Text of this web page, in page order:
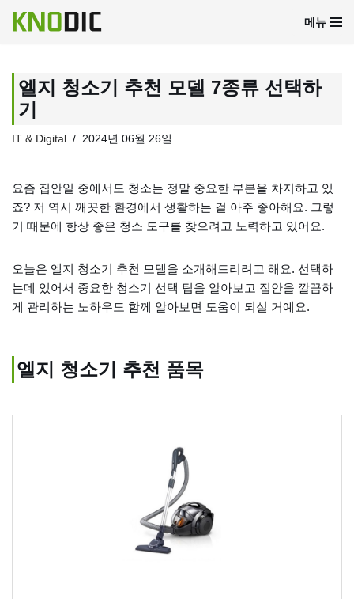
콘
츠
로
건
너
메뉴
엘지 청소기 추천 모델 7종류 선택하
기
IT & Digital 2024년 06월 26일
요즘 집안일 중에서도 청소는 정말 중요한 부분을 차지하고 있
죠? 저 역시 깨끗한 환경에서 생활하는 걸 아주 좋아해요. 그렇
기 때문에 항상 좋은 청소 도구를 찾으려고 노력하고 있어요.
오늘은 엘지 청소기 추천 모델을 소개해드리려고 해요. 선택하
는데 있어서 중요한 청소기 선택 팁을 알아보고 집안을 깔끔하
게 관리하는 노하우도 함께 알아보면 도움이 되실 거예요.
엘지 청소기 추천 품목